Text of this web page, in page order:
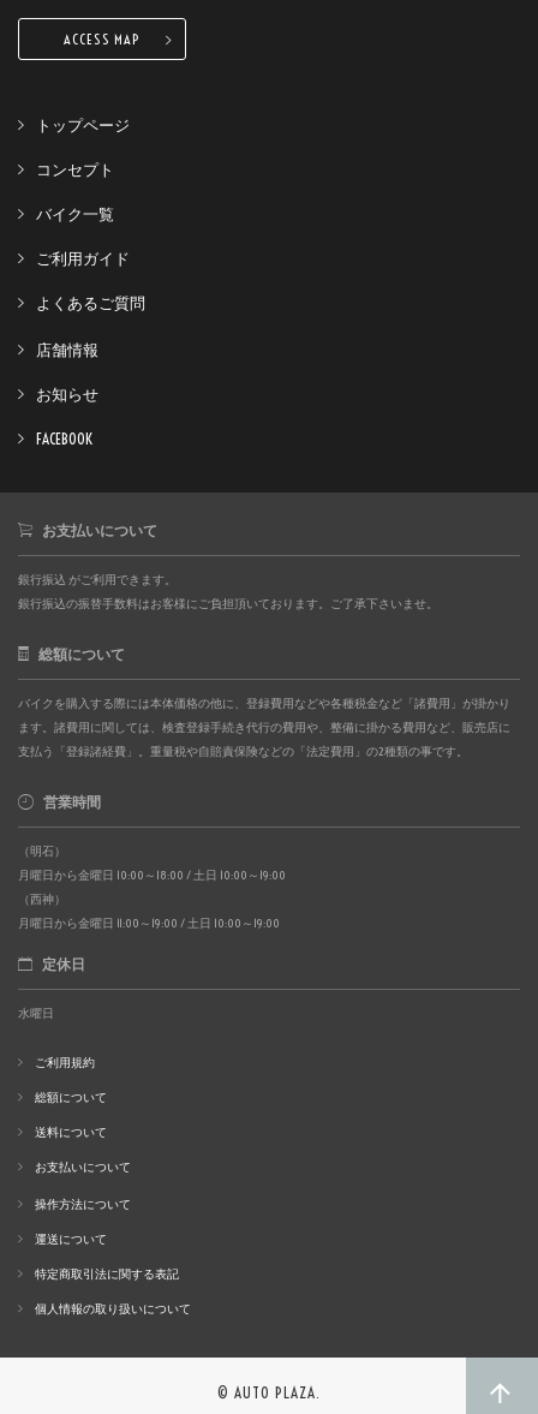
ACCESS MAP
トップページ
コンセプト
バイク一覧
ご利用ガイド
よくあるご質問
店舗情報
お知らせ
FACEBOOK
お支払いについて
銀行振込 がご利用できます。
銀行振込の振替手数料はお客様にご負担頂いております。ご了承下さいませ。
総額について
バイクを購入する際には本体価格の他に、登録費用などや各種税金など「諸費用」が掛かり
ます。諸費用に関しては、検査登録手続き代行の費用や、整備に掛かる費用など、販売店に
支払う「登録諸経費」。重量税や自賠責保険などの「法定費用」の2種類の事です。
営業時間
（明石）
月曜日から金曜日 10:00～18:00 / 土日 10:00～19:00
（西神）
月曜日から金曜日 11:00～19:00 / 土日 10:00～19:00
定休日
水曜日
ご利用規約
総額について
送料について
お支払いについて
操作方法について
運送について
特定商取引法に関する表記
個人情報の取り扱いについて
© AUTO PLAZA.